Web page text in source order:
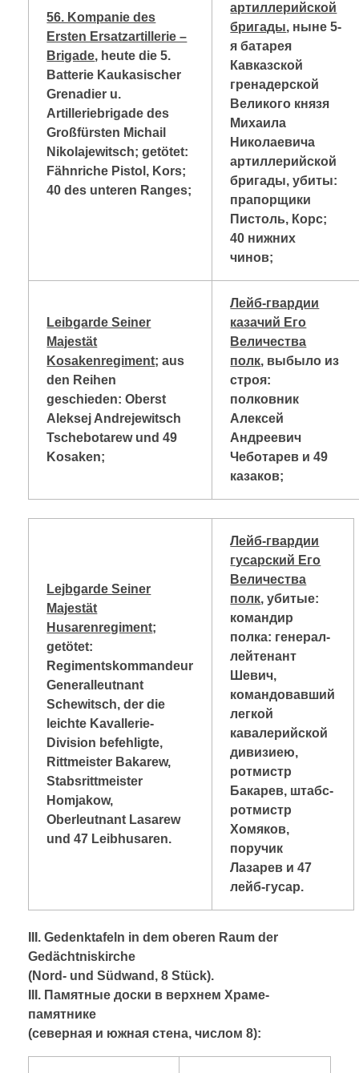
56. Kompanie des
Ersten Ersatzartillerie –
Brigade, heute die 5.
Batterie Kaukasischer
Grenadier u.
Artilleriebrigade des
Großfürsten Michail
Nikolajewitsch; getötet:
Fähnriche Pistol, Kors;
40 des unteren Ranges;
артиллерийской
бригады, ныне 5-
я батарея
Кавказской
гренадерской
Великого князя
Михаила
Николаевича
артиллерийской
бригады, убиты:
прапорщики
Пистоль, Корс;
40 нижних
чинов;
Leibgarde Seiner
Majestät
Kosakenregiment; aus
den Reihen
geschieden: Oberst
Aleksej Andrejewitsch
Tschebotarew und 49
Kosaken;
Лейб-гвардии
казачий Его
Величества
полк, выбыло из
строя:
полковник
Алексей
Андреевич
Чеботарев и 49
казаков;
Lejbgarde Seiner
Majestät
Husarenregiment;
getötet:
Regimentskommandeur
Generalleutnant
Schewitsch, der die
leichte Kavallerie-
Division befehligte,
Rittmeister Bakarew,
Stabsrittmeister
Homjakow,
Oberleutnant Lasarew
und 47 Leibhusaren.
Лейб-гвардии
гусарский Его
Величества
полк, убитые:
командир
полка: генерал-
лейтенант
Шевич,
командовавший
легкой
кавалерийской
дивизиею,
ротмистр
Бакарев, штабс-
ротмистр
Хомяков,
поручик
Лазарев и 47
лейб-гусар.
III. Gedenktafeln in dem oberen Raum der
Gedächtniskirche
(Nord- und Südwand, 8 Stück).
. Памятные доски в верхнем Храме-
памятнике
(северная и южная стена, числом 8):